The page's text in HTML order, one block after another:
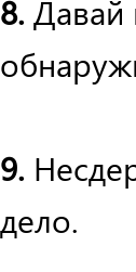
8.Давай
9.
дело.